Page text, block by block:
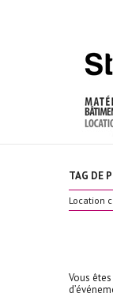
TAG DE
Location
Vous